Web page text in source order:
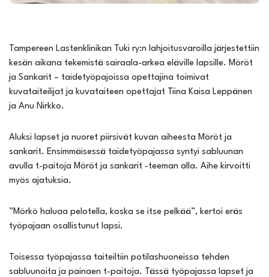
Tampereen Lastenklinikan Tuki ry:n lahjoitusvaroilla järjestettiin
kesän aikana tekemistä sairaala-arkea eläville lapsille. Möröt
ja Sankarit – taidetyöpajoissa opettajina toimivat
kuvataiteilijat ja kuvataiteen opettajat Tiina Kaisa Leppänen
ja Anu Nirkko.
Aluksi lapset ja nuoret piirsivät kuvan aiheesta Möröt ja
sankarit. Ensimmäisessä taidetyöpajassa syntyi sabluunan
avulla t-paitoja Möröt ja sankarit -teeman alla. Aihe kirvoitti
myös ajatuksia.
”Mörkö haluaa pelotella, koska se itse pelkää”, kertoi eräs
työpajaan osallistunut lapsi.
Toisessa työpajassa taiteiltiin potilashuoneissa tehden
sabluunoita ja painaen t-paitoja. Tässä työpajassa lapset ja